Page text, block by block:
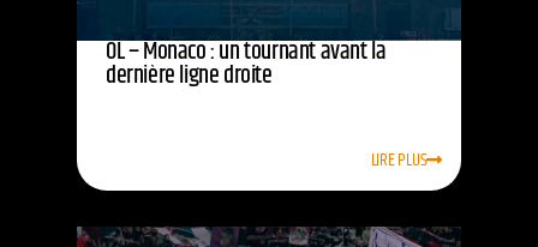
OL – Monaco : un tournant avant la
dernière ligne droite
LIRE PLUS